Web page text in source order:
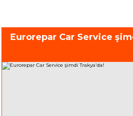
Eurorepar Car Service